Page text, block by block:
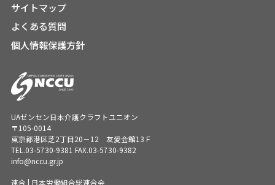
サイトマップ
よくある質問
個人情報保護方針
UAゼンセン日本介護クラフトユニオン
〒105-0014
東京都港区芝2丁目20－12 友愛会館13Ｆ
TEL.03-5730-9381 FAX.03-5730-9382
info@nccu.gr.jp
連合 | 日本労働組合総連合会